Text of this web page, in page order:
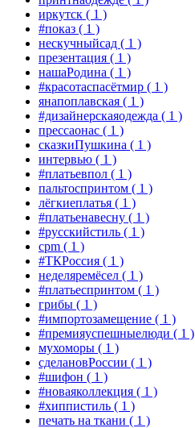
иркутск ( 1 )
#показ ( 1 )
нескучныйсад ( 1 )
презентация ( 1 )
нашаРодина ( 1 )
#красотаспасётмир ( 1 )
янапоплавская ( 1 )
#дизайнерскаяодежда ( 1 )
прессаонас ( 1 )
сказкиПушкина ( 1 )
интервью ( 1 )
#платьевпол ( 1 )
пальтоспринтом ( 1 )
лёгкиеплатья ( 1 )
#платьенавесну ( 1 )
#русскийстиль ( 1 )
cpm ( 1 )
#ТКРоссия ( 1 )
неделяремёсел ( 1 )
#платьеспринтом ( 1 )
грибы ( 1 )
#импортозамещение ( 1 )
#премияуспешныелюди ( 1 )
мухоморы ( 1 )
сделановРоссии ( 1 )
#шифон ( 1 )
#новаяколлекция ( 1 )
#хиппистиль ( 1 )
печать на ткани ( 1 )